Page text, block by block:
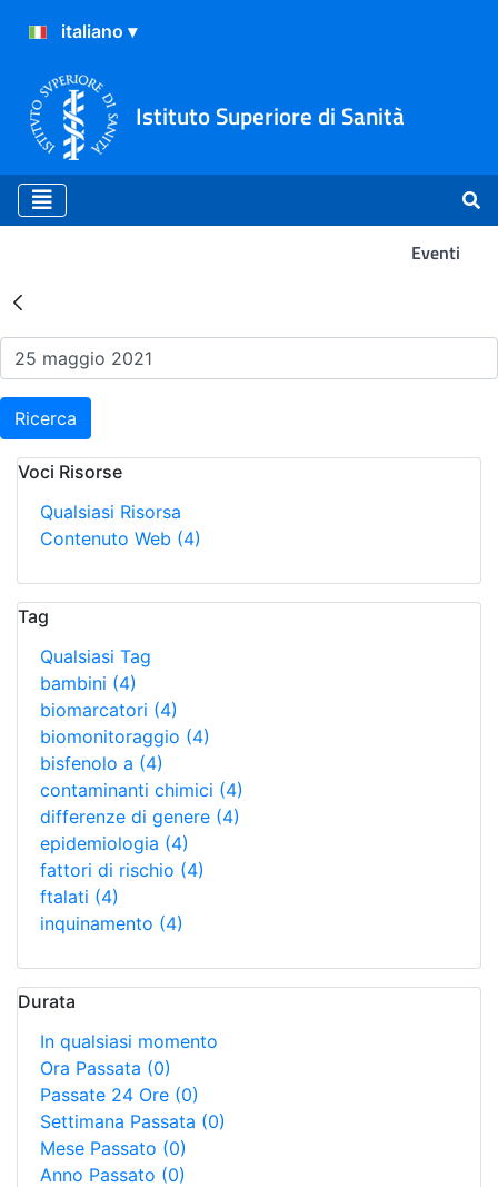
Istituto Superiore di Sanità
Eventi
Risultati della Ricerca -
Ricerca
Voci Risorse
Qualsiasi Risorsa
Contenuto Web (4)
Tag
Qualsiasi Tag
bambini (4)
biomarcatori (4)
biomonitoraggio (4)
bisfenolo a (4)
contaminanti chimici (4)
differenze di genere (4)
epidemiologia (4)
fattori di rischio (4)
ftalati (4)
inquinamento (4)
Durata
In qualsiasi momento
Ora Passata (0)
Passate 24 Ore (0)
Settimana Passata (0)
Mese Passato (0)
Anno Passato (0)